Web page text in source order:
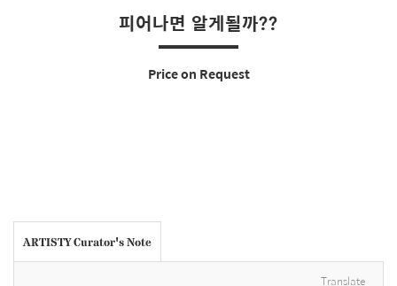
피어나면 알게될까??
Price on Request
ARTISTY Curator's Note
Translate